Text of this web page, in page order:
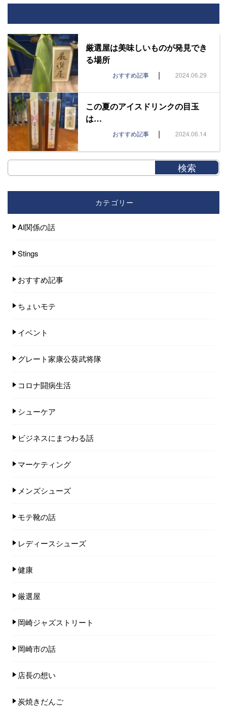
厳選屋は美味しいものが発見でき
る場所
おすすめ記事 | 2024.06.29
この夏のアイスドリンクの目玉
は…
おすすめ記事 | 2024.06.14
カテゴリー
AI関係の話
Stings
おすすめ記事
ちょいモテ
イベント
グレート家康公葵武将隊
コロナ闘病生活
シューケア
ビジネスにまつわる話
マーケティング
メンズシューズ
モテ靴の話
レディースシューズ
健康
厳選屋
岡崎ジャズストリート
岡崎市の話
店長の想い
炭焼きだんご